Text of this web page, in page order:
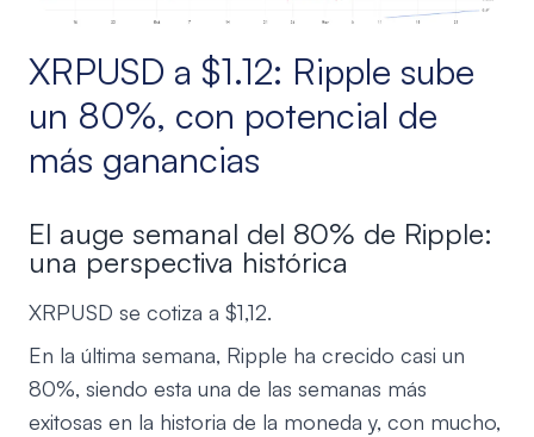
XRPUSD a $1.12: Ripple sube
un 80%, con potencial de
más ganancias
El auge semanal del 80% de Ripple:
una perspectiva histórica
XRPUSD se cotiza a $1,12.
En la última semana, Ripple ha crecido casi un
80%, siendo esta una de las semanas más
exitosas en la historia de la moneda y, con mucho,